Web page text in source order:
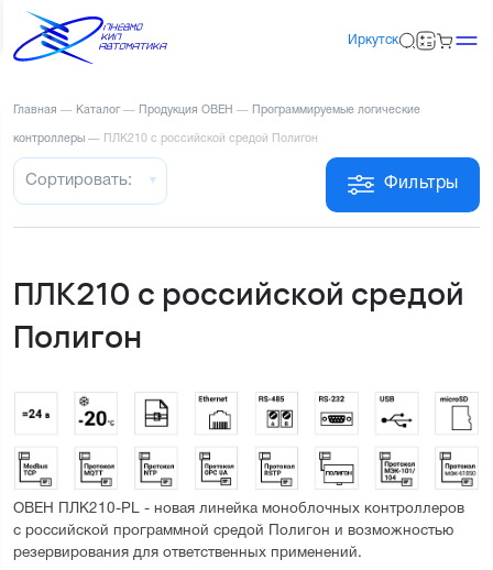
Иркутск
Главная — Каталог — Продукция ОВЕН — Программируемые логические
контроллеры — ПЛК210 с российской средой Полигон
Фильтры
Сортировать:
ПЛК210 с российской средой
Полигон
ОВЕН ПЛК210-PL - новая линейка моноблочных контроллеров
с российской программной средой Полигон и возможностью
резервирования для ответственных применений.